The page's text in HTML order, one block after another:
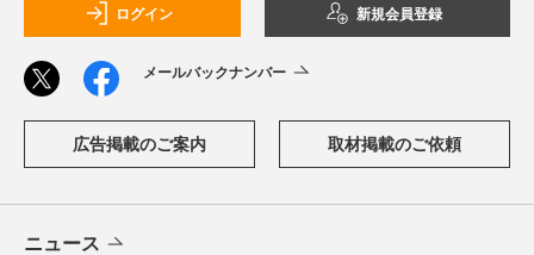
ログイン 新規会員登録
メールバックナンバー
広告掲載のご案内 取材掲載のご依頼
ニュース